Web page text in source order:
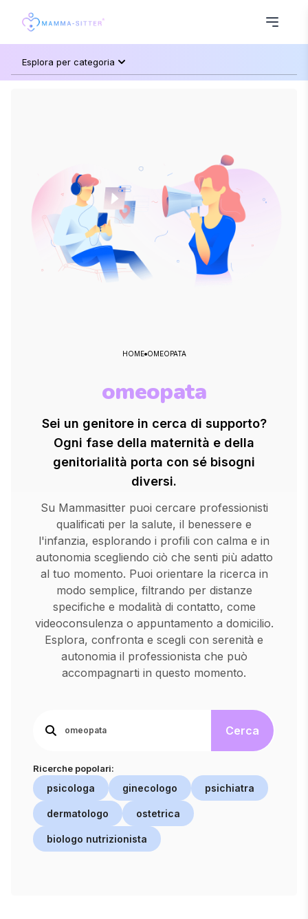
Esplora per categoria
HOME OMEOPATA
omeopata
Sei un genitore in cerca di supporto?
Ogni fase della maternità e della
genitorialità porta con sé bisogni
diversi.
Su Mammasitter puoi cercare professionisti
qualificati per la salute, il benessere e
l'infanzia, esplorando i profili con calma e in
autonomia scegliendo ciò che senti più adatto
al tuo momento. Puoi orientare la ricerca in
modo semplice, filtrando per distanze
specifiche e modalità di contatto, come
videoconsulenza o appuntamento a domicilio.
Esplora, confronta e scegli con serenità e
autonomia il professionista che può
accompagnarti in questo momento.
Cerca
Ricerche popolari:
psicologa ginecologo psichiatra
dermatologo ostetrica
biologo nutrizionista